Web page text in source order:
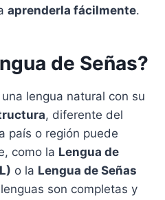
aprenderla fácilmente.
de Señas?
lengua natural con su
, diferente del
país o región puede
como la Lengua de
o la Lengua de Señas
son completas y